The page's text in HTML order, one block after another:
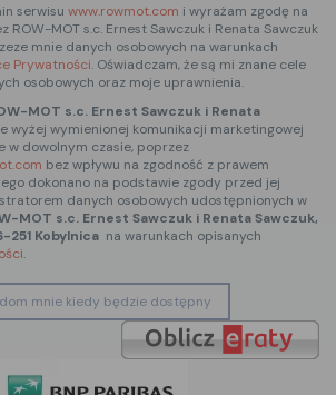
serwisu www.rowmot.com i wyrażam zgodę na
ROW-MOT s.c. Ernest Sawczuk i Renata Sawczuk
mnie danych osobowych na warunkach
Prywatności. Oświadczam, że są mi znane cele
osobowych oraz moje uprawnienia.
MOT s.c. Ernest Sawczuk i Renata
wyżej wymienionej komunikacji marketingowej
w dowolnym czasie, poprzez
bez wpływu na zgodność z prawem
dokonano na podstawie zgody przed jej
danych osobowych udostępnionych w
MOT s.c. Ernest Sawczuk i Renata Sawczuk,
251 Kobylnica na warunkach opisanych
.
mnie kiedy będzie dostępny